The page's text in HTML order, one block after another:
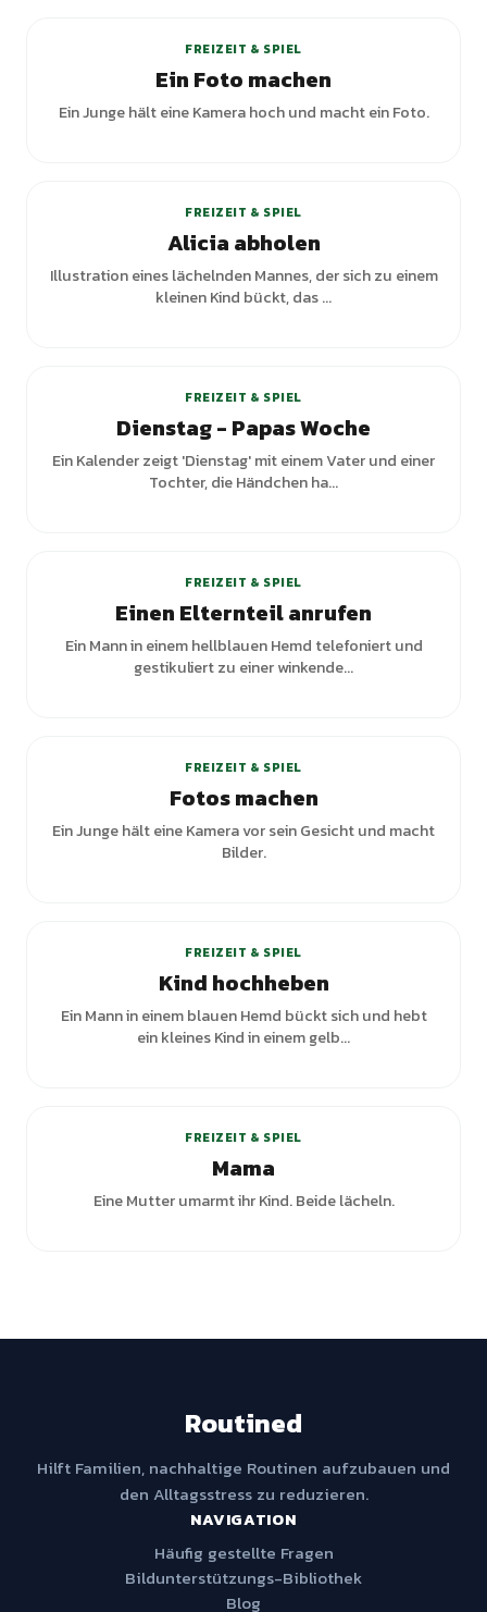
FREIZEIT & SPIEL
Ein Foto machen
Ein Junge hält eine Kamera hoch und macht ein Foto.
FREIZEIT & SPIEL
Alicia abholen
Illustration eines lächelnden Mannes, der sich zu einem
kleinen Kind bückt, das ...
FREIZEIT & SPIEL
Dienstag - Papas Woche
Ein Kalender zeigt 'Dienstag' mit einem Vater und einer
Tochter, die Händchen ha...
FREIZEIT & SPIEL
Einen Elternteil anrufen
Ein Mann in einem hellblauen Hemd telefoniert und
gestikuliert zu einer winkende...
FREIZEIT & SPIEL
Fotos machen
Ein Junge hält eine Kamera vor sein Gesicht und macht
Bilder.
FREIZEIT & SPIEL
Kind hochheben
Ein Mann in einem blauen Hemd bückt sich und hebt
ein kleines Kind in einem gelb...
FREIZEIT & SPIEL
Mama
Eine Mutter umarmt ihr Kind. Beide lächeln.
Routined
Hilft Familien, nachhaltige Routinen aufzubauen und
den Alltagsstress zu reduzieren.
NAVIGATION
Häufig gestellte Fragen
Bildunterstützungs-Bibliothek
Blog